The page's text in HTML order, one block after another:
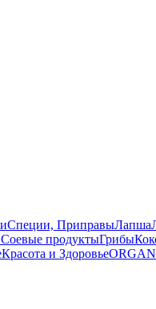
Специи, ПриправыЛапша
продуктыГрибы
Красота и Здоровье